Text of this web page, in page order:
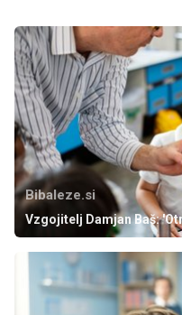
Bibaleze.si
Vzgojitelj Damjan Baš: